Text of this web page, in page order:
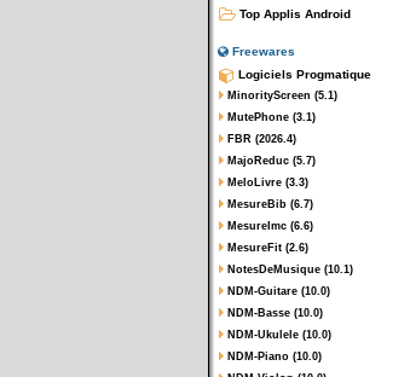
Top Applis Android
Freewares
Logiciels Progmatique
MinorityScreen (5.1)
MutePhone (3.1)
FBR (2026.4)
MajoReduc (5.7)
MeloLivre (3.3)
MesureBib (6.7)
MesureImc (6.6)
MesureFit (2.6)
NotesDeMusique (10.1)
NDM-Guitare (10.0)
NDM-Basse (10.0)
NDM-Ukulele (10.0)
NDM-Piano (10.0)